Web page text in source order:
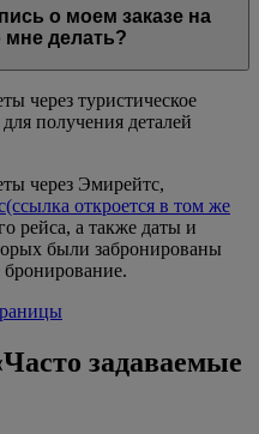
о моем заказе на
мне делать?
через туристическое
для получения деталей
через Эмирейтс,
(ссылка откроется в том же
рейса, а также даты и
были забронированы
задаваемые